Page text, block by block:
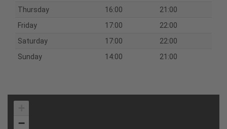
Thursday
16:00
21:00
Friday
17:00
22:00
Saturday
17:00
22:00
Sunday
14:00 21:00
−